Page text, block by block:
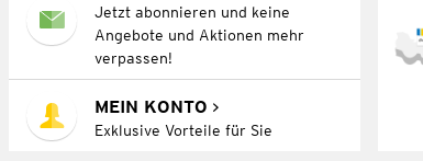
Jetzt abonnieren und keine
Angebote und Aktionen mehr
verpassen!
MEIN KONTO
Exklusive Vorteile für Sie